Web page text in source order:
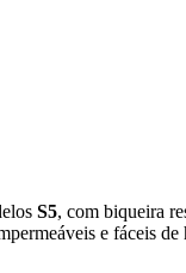
S5, com biqueira
e fáceis